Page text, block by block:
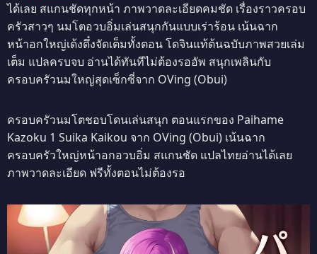
ได้เลย สแกนชัดทุกหน้า ภาพวาดละเอียดคมชัด เรื่องราวครอบ
ครัวสาวๆ นมโตอวบอิ่มเล่นสนุกกันแบบเร่าร้อน เน้นฉาก
หน้าอกใหญ่เด้งดึ๋งจัดเต็มทั้งตอน โดจินแท้ต้นฉบับภาพสวยเล่ม
เต็ม แปลครบจบ อ่านได้ทันทีไม่ต้องรออัพ สนุกเพลินกับ
ครอบครัวนมใหญ่สุดเซ็กซี่จาก OVing (Obui)
ครอบครัวนมโตชอบโดนเล่นสนุก ตอนแรกของ Paihame
Kazoku 1 Suika Kaikou จาก OVing (Obui) เน้นฉาก
ครอบครัวใหญ่หน้าอกอวบอิ่ม สแกนชัด แปลไทยอ่านได้เลย
ภาพวาดละเอียด ฟรีทั้งตอนไม่ต้องรอ